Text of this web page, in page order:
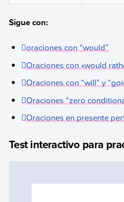
Sigue con:
oraciones con “would”
Oraciones con «would
Oraciones con “will” y “
Oraciones “zero
Oraciones en presente
Test interactivo para